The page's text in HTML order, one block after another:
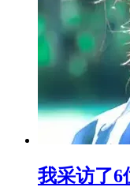
我采访了6